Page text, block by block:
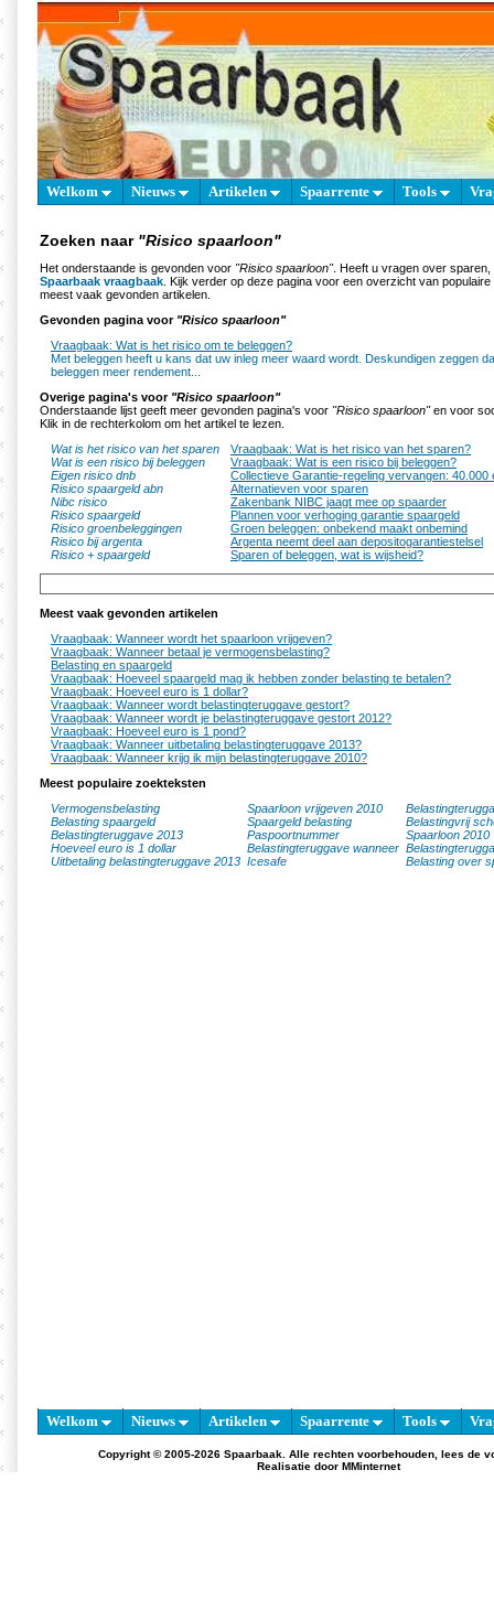
Welkom Nieuws Artikelen Spaarrente Tools
Zoeken naar "Risico spaarloon"
Het onderstaande is gevonden voor "Risico spaarloon". Heeft u vragen over sparen,
Spaarbaak vraagbaak . Kijk verder op deze pagina voor een overzicht van
meest vaak gevonden artikelen.
Gevonden pagina voor "Risico spaarloon"
Vraagbaak: Wat is het risico om te beleggen?
Met beleggen heeft u kans dat uw inleg meer waard wordt. Deskundigen zeggen
beleggen meer rendement...
Overige pagina's voor "Risico spaarloon"
Onderstaande lijst geeft meer gevonden pagina's voor "Risico spaarloon"en voor
Klik in de rechterkolom om het artikel te lezen.
Wat is het risico van het sparen
Vraagbaak: Wat is het risico van het sparen?
Wat is een risico bij beleggen
Vraagbaak: Wat is een risico bij beleggen?
Eigen risico dnb
Collectieve Garantie-regeling vervangen: 40.000
Risico spaargeld abn
Alternatieven voor sparen
Nibc risico
Zakenbank NIBC jaagt mee op spaarder
Risico spaargeld
Plannen voor verhoging garantie spaargeld
Risico groenbeleggingen
Groen beleggen: onbekend maakt onbemind
Risico bij argenta
Argenta neemt deel aan depositogarantiestelsel
Risico + spaargeld
Sparen of beleggen, wat is wijsheid?
Meest vaak gevonden artikelen
Vraagbaak: Wanneer wordt het spaarloon vrijgeven?
Vraagbaak: Wanneer betaal je vermogensbelasting?
Belasting en spaargeld
Vraagbaak: Hoeveel spaargeld mag ik hebben zonder belasting te betalen?
Vraagbaak: Hoeveel euro is 1 dollar?
Vraagbaak: Wanneer wordt belastingteruggave gestort?
Vraagbaak: Wanneer wordt je belastingteruggave gestort 2012?
Vraagbaak: Hoeveel euro is 1 pond?
Vraagbaak: Wanneer uitbetaling belastingteruggave 2013?
Vraagbaak: Wanneer krijg ik mijn belastingteruggave 2010?
Meest populaire zoekteksten
Vermogensbelasting
Spaarloon vrijgeven 2010
Belasting spaargeld
Spaargeld belasting
Belastingvrij
Belastingteruggave 2013
Paspoortnummer
Spaarloon 2010
Hoeveel euro is 1 dollar
Belastingteruggave wanneer
Uitbetaling belastingteruggave 2013 Icesafe Belasting over
Welkom Nieuws Artikelen Spaarrente Tools
Copyright © 2005-2026 Spaarbaak. Alle rechten voorbehouden, lees de
Realisatie door MMinternet